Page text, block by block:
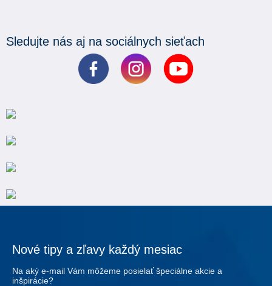
Sledujte nás aj na sociálnych sieťach
Nové tipy a zľavy každý mesiac
Na aký e-mail Vám môžeme posielať špeciálne akcie a
inšpirácie?